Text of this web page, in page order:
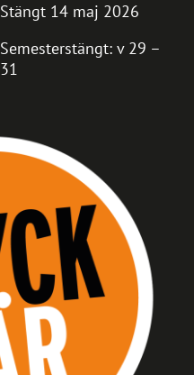
Stängt 14 maj 2026
Semesterstängt: v 29 –
31